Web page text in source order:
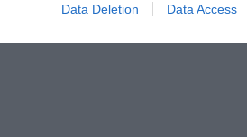
Data Deletion Data Access